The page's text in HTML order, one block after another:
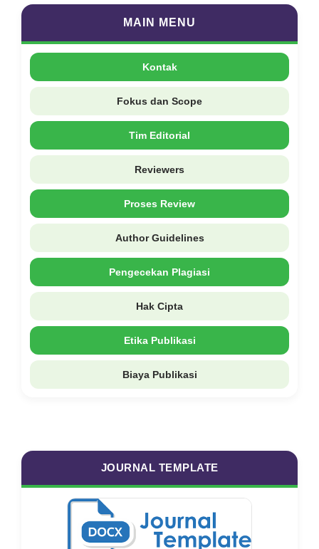
MAIN MENU
Kontak
Fokus dan Scope
Tim Editorial
Reviewers
Proses Review
Author Guidelines
Pengecekan Plagiasi
Hak Cipta
Etika Publikasi
Biaya Publikasi
JOURNAL TEMPLATE